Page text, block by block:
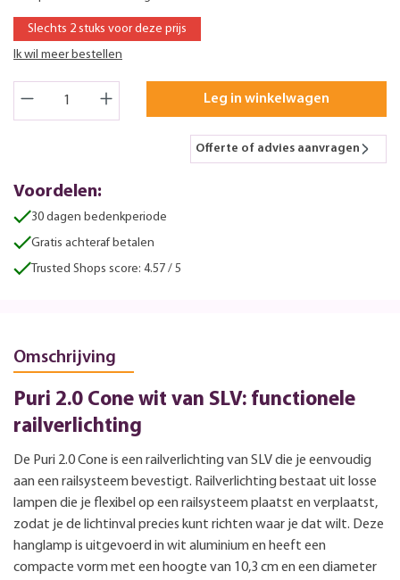
Slechts 2 stuks voor deze prijs
Ik wil meer bestellen
Leg in winkelwagen
Offerte of advies aanvragen
Voordelen:
30 dagen bedenkperiode
Gratis achteraf betalen
Trusted Shops score: 4.57 / 5
Omschrijving
Puri 2.0 Cone wit van SLV: functionele
railverlichting
De Puri 2.0 Cone is een railverlichting van SLV die je eenvoudig
aan een railsysteem bevestigt. Railverlichting bestaat uit losse
lampen die je flexibel op een railsysteem plaatst en verplaatst,
zodat je de lichtinval precies kunt richten waar je dat wilt. Deze
hanglamp is uitgevoerd in wit aluminium en heeft een
compacte vorm met een hoogte van 10,3 cm en een diameter